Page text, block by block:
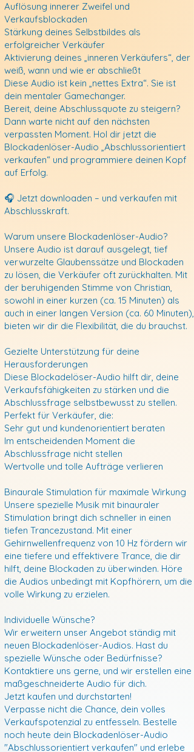
Auflösung innerer Zweifel und
Verkaufsblockaden
Stärkung deines Selbstbildes als
erfolgreicher Verkäufer
Aktivierung deines „inneren Verkäufers“, der
weiß, wann und wie er abschließt
Diese Audio ist kein „nettes Extra“. Sie ist
dein mentaler Gamechanger.
Bereit, deine Abschlussquote zu steigern?
Dann warte nicht auf den nächsten
verpassten Moment. Hol dir jetzt die
Blockadenlöser-Audio „Abschlussorientiert
verkaufen“ und programmiere deinen Kopf
auf Erfolg.
🎧 Jetzt downloaden – und verkaufen mit
Abschlusskraft.
Warum unsere Blockadenlöser-Audio?
Unsere Audio ist darauf ausgelegt, tief
verwurzelte Glaubenssätze und Blockaden
zu lösen, die Verkäufer oft zurückhalten. Mit
der beruhigenden Stimme von Christian,
sowohl in einer kurzen (ca. 15 Minuten) als
auch in einer langen Version (ca. 60 Minuten),
bieten wir dir die Flexibilität, die du brauchst.
Gezielte Unterstützung für deine
Herausforderungen
Diese Blockadelöser-Audio hilft dir, deine
Verkaufsfähigkeiten zu stärken und die
Abschlussfrage selbstbewusst zu stellen.
Perfekt für Verkäufer, die:
Sehr gut und kundenorientiert beraten
Im entscheidenden Moment die
Abschlussfrage nicht stellen
Wertvolle und tolle Aufträge verlieren
Binaurale Stimulation für maximale Wirkung
Unsere spezielle Musik mit binauraler
Stimulation bringt dich schneller in einen
tiefen Trancezustand. Mit einer
Gehirnwellenfrequenz von 10 Hz fördern wir
eine tiefere und effektivere Trance, die dir
hilft, deine Blockaden zu überwinden. Höre
die Audios unbedingt mit Kopfhörern, um die
volle Wirkung zu erzielen.
Individuelle Wünsche?
Wir erweitern unser Angebot ständig mit
neuen Blockadenlöser-Audios. Hast du
spezielle Wünsche oder Bedürfnisse?
Kontaktiere uns gerne, und wir erstellen eine
maßgeschneiderte Audio für dich.
Jetzt kaufen und durchstarten!
Verpasse nicht die Chance, dein volles
Verkaufspotenzial zu entfesseln. Bestelle
noch heute dein Blockadenlöser-Audio
"Abschlussorientiert verkaufen" und erlebe